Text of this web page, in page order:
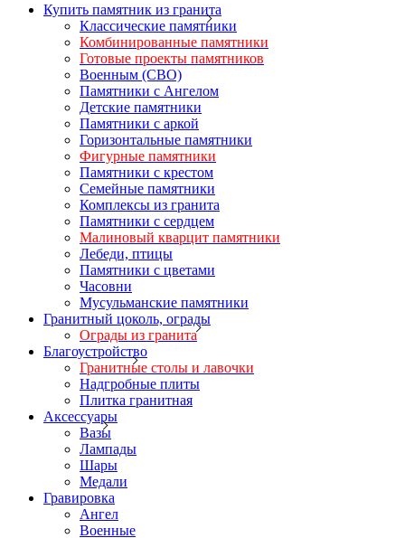
Купить памятник из гранита
Классические памятники
Комбинированные памятники
Готовые проекты памятников
Военным (СВО)
Памятники с Ангелом
Детские памятники
Памятники с аркой
Горизонтальные памятники
Фигурные памятники
Памятники с крестом
Семейные памятники
Комплексы из гранита
Памятники с сердцем
Малиновый кварцит памятники
Лебеди, птицы
Памятники с цветами
Часовни
Мусульманские памятники
Гранитный цоколь, ограды
Ограды из гранита
Благоустройство
Гранитные столы и лавочки
Надгробные плиты
Плитка гранитная
Аксессуары
Вазы
Лампады
Шары
Медали
Гравировка
Ангел
Военные